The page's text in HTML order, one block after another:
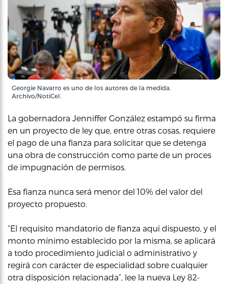
Georgie Navarro es uno de los autores de la medida.
Archivo/NotiCel.
La gobernadora Jenniffer González estampó su firma
en un proyecto de ley que, entre otras cosas, requiere
el pago de una fianza para solicitar que se detenga
una obra de construcción como parte de un proces
de impugnación de permisos.
Esa fianza nunca será menor del 10% del valor del
proyecto propuesto.
“El requisito mandatorio de fianza aquí dispuesto, y el
monto mínimo establecido por la misma, se aplicará
a todo procedimiento judicial o administrativo y
regirá con carácter de especialidad sobre cualquier
otra disposición relacionada”, lee la nueva Ley 82-